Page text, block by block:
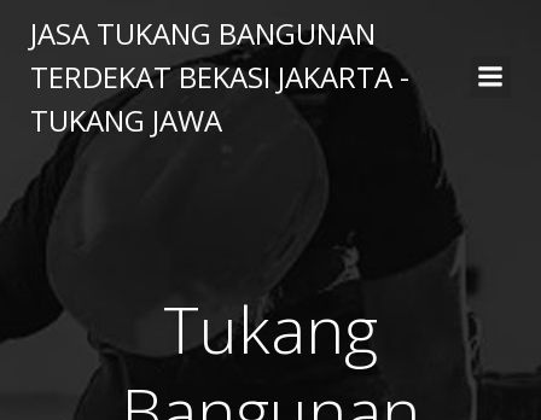
to
content
JASA TUKANG BANGUNAN
TERDEKAT BEKASI JAKARTA -
TUKANG JAWA
Tukang